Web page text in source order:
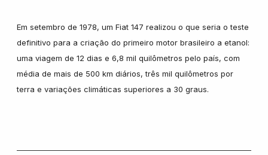
Em setembro de 1978, um Fiat 147 realizou o que seria o teste
definitivo para a criação do primeiro motor brasileiro a etanol:
uma viagem de 12 dias e 6,8 mil quilômetros pelo país, com
média de mais de 500 km diários, três mil quilômetros por
terra e variações climáticas superiores a 30 graus.